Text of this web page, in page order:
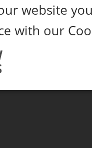
website
with our